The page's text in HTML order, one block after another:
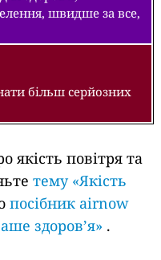
швидше за все,
більш серйозних
якість повітря та
тему «Якість
посібник airnow
здоров’я» .